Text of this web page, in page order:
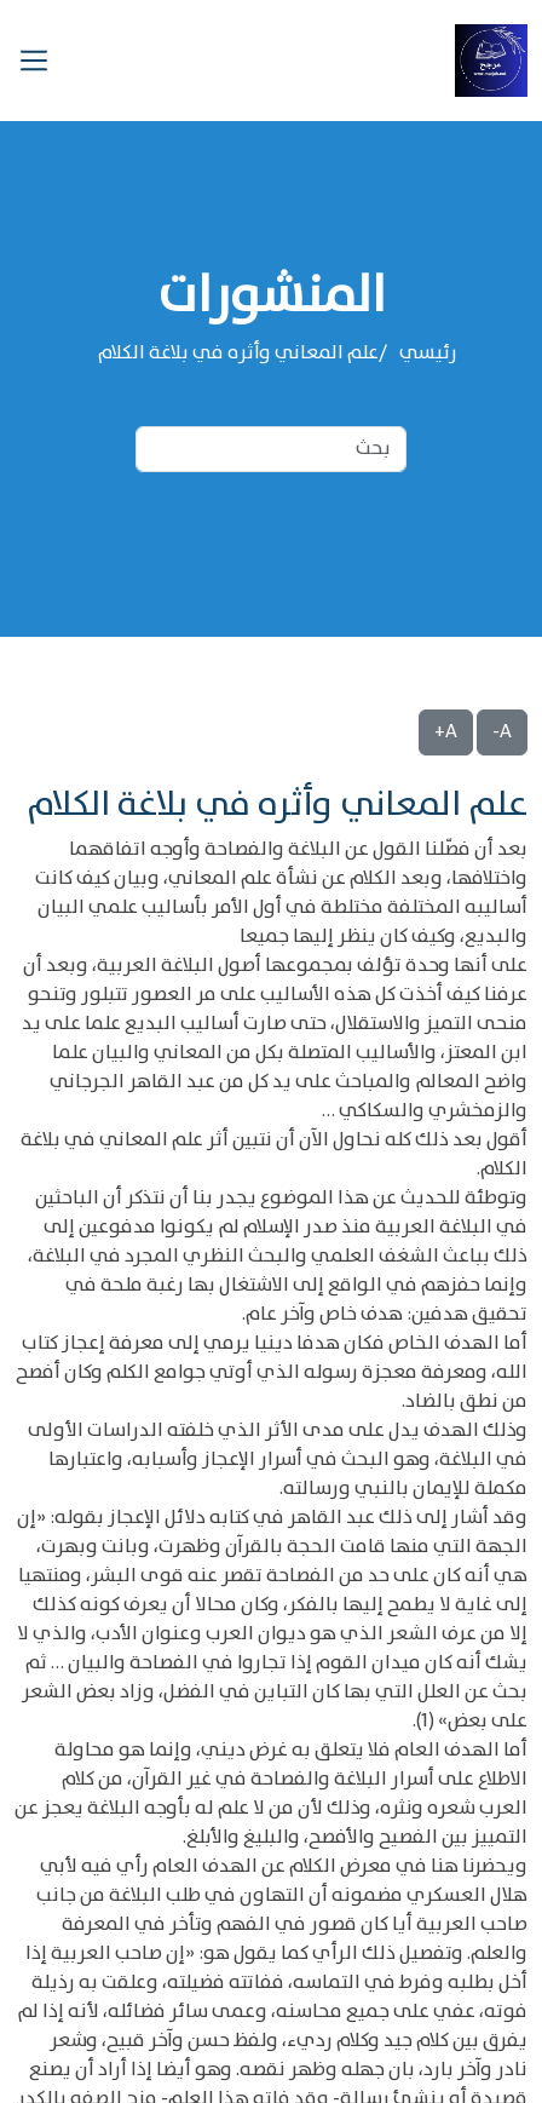
المنشورات
رئيسي علم المعاني وأثره في بلاغة الكلام
A-
A+
علم المعاني وأثره في بلاغة الكلام
بعد أن فصّلنا القول عن البلاغة والفصاحة وأوجه اتفاقهما
واختلافها، وبعد الكلام عن نشأة علم المعاني، وبيان كيف كانت
أساليبه المختلفة مختلطة في أول الأمر بأساليب علمي البيان
والبديع، وكيف كان ينظر إليها جميعا
على أنها وحدة تؤلف بمجموعها أصول البلاغة العربية، وبعد أن
عرفنا كيف أخذت كل هذه الأساليب على مر العصور تتبلور وتنحو
منحى التميز والاستقلال، حتى صارت أساليب البديع علما على يد
ابن المعتز، والأساليب المتصلة بكل من المعاني والبيان علما
واضح المعالم والمباحث على يد كل من عبد القاهر الجرجاني
والزمخشري والسكاكي …
أقول بعد ذلك كله نحاول الآن أن نتبين أثر علم المعاني في بلاغة
الكلام.
وتوطئة للحديث عن هذا الموضوع يجدر بنا أن نتذكر أن الباحثين
في البلاغة العربية منذ صدر الإسلام لم يكونوا مدفوعين إلى
ذلك بباعث الشغف العلمي والبحث النظري المجرد في البلاغة،
وإنما حفزهم في الواقع إلى الاشتغال بها رغبة ملحة في
تحقيق هدفين: هدف خاص وآخر عام.
أما الهدف الخاص فكان هدفا دينيا يرمي إلى معرفة إعجاز كتاب
الله، ومعرفة معجزة رسوله الذي أوتي جوامع الكلم وكان أفصح
من نطق بالضاد.
وذلك الهدف يدل على مدى الأثر الذي خلفته الدراسات الأولى
في البلاغة، وهو البحث في أسرار الإعجاز وأسبابه، واعتبارها
مكملة للإيمان بالنبي ورسالته.
وقد أشار إلى ذلك عبد القاهر في كتابه دلائل الإعجاز بقوله: «إن
الجهة التي منها قامت الحجة بالقرآن وظهرت، وبانت وبهرت،
هي أنه كان على حد من الفصاحة تقصر عنه قوى البشر، ومنتهيا
إلى غاية لا يطمح إليها بالفكر، وكان محالا أن يعرف كونه كذلك
إلا من عرف الشعر الذي هو ديوان العرب وعنوان الأدب، والذي لا
يشك أنه كان ميدان القوم إذا تجاروا في الفصاحة والبيان … ثم
بحث عن العلل التي بها كان التباين في الفضل، وزاد بعض الشعر
على بعض» (1).
أما الهدف العام فلا يتعلق به غرض ديني، وإنما هو محاولة
الاطلاع على أسرار البلاغة والفصاحة في غير القرآن، من كلام
العرب شعره ونثره، وذلك لأن من لا علم له بأوجه البلاغة يعجز عن
التمييز بين الفصيح والأفصح، والبليغ والأبلغ.
ويحضرنا هنا في معرض الكلام عن الهدف العام رأي فيه لأبي
هلال العسكري مضمونه أن التهاون في طلب البلاغة من جانب
صاحب العربية أيا كان قصور في الفهم وتأخر في المعرفة
والعلم. وتفصيل ذلك الرأي كما يقول هو: «إن صاحب العربية إذا
أخل بطلبه وفرط في التماسه، ففاتته فضيلته، وعلقت به رذيلة
فوته، عفي على جميع محاسنه، وعمى سائر فضائله، لأنه إذا لم
يفرق بين كلام جيد وكلام رديء، ولفظ حسن وآخر قبيح، وشعر
نادر وآخر بارد، بان جهله وظهر نقصه. وهو أيضا إذا أراد أن يصنع